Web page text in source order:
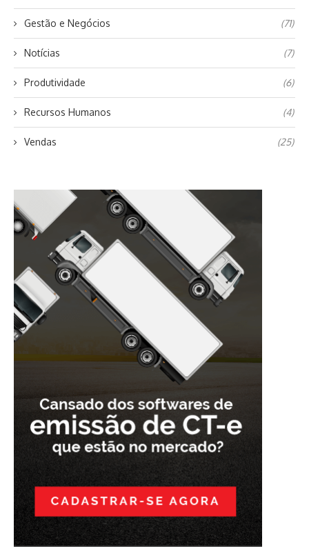
Gestão e Negócios (71)
Notícias (7)
Produtividade (6)
Recursos Humanos (4)
Vendas (25)